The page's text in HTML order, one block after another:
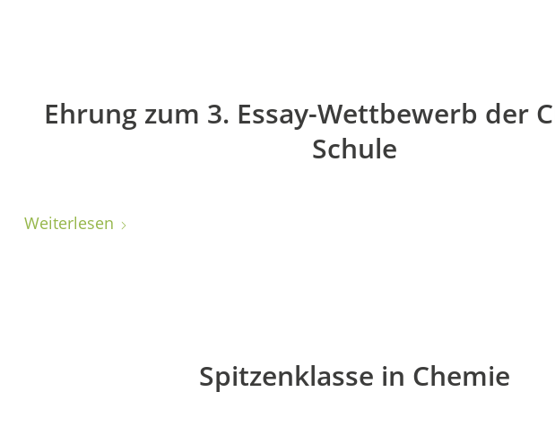
Ehrung zum 3. Essay-Wettbewerb der
Schule
Weiterlesen
Spitzenklasse in Chemie